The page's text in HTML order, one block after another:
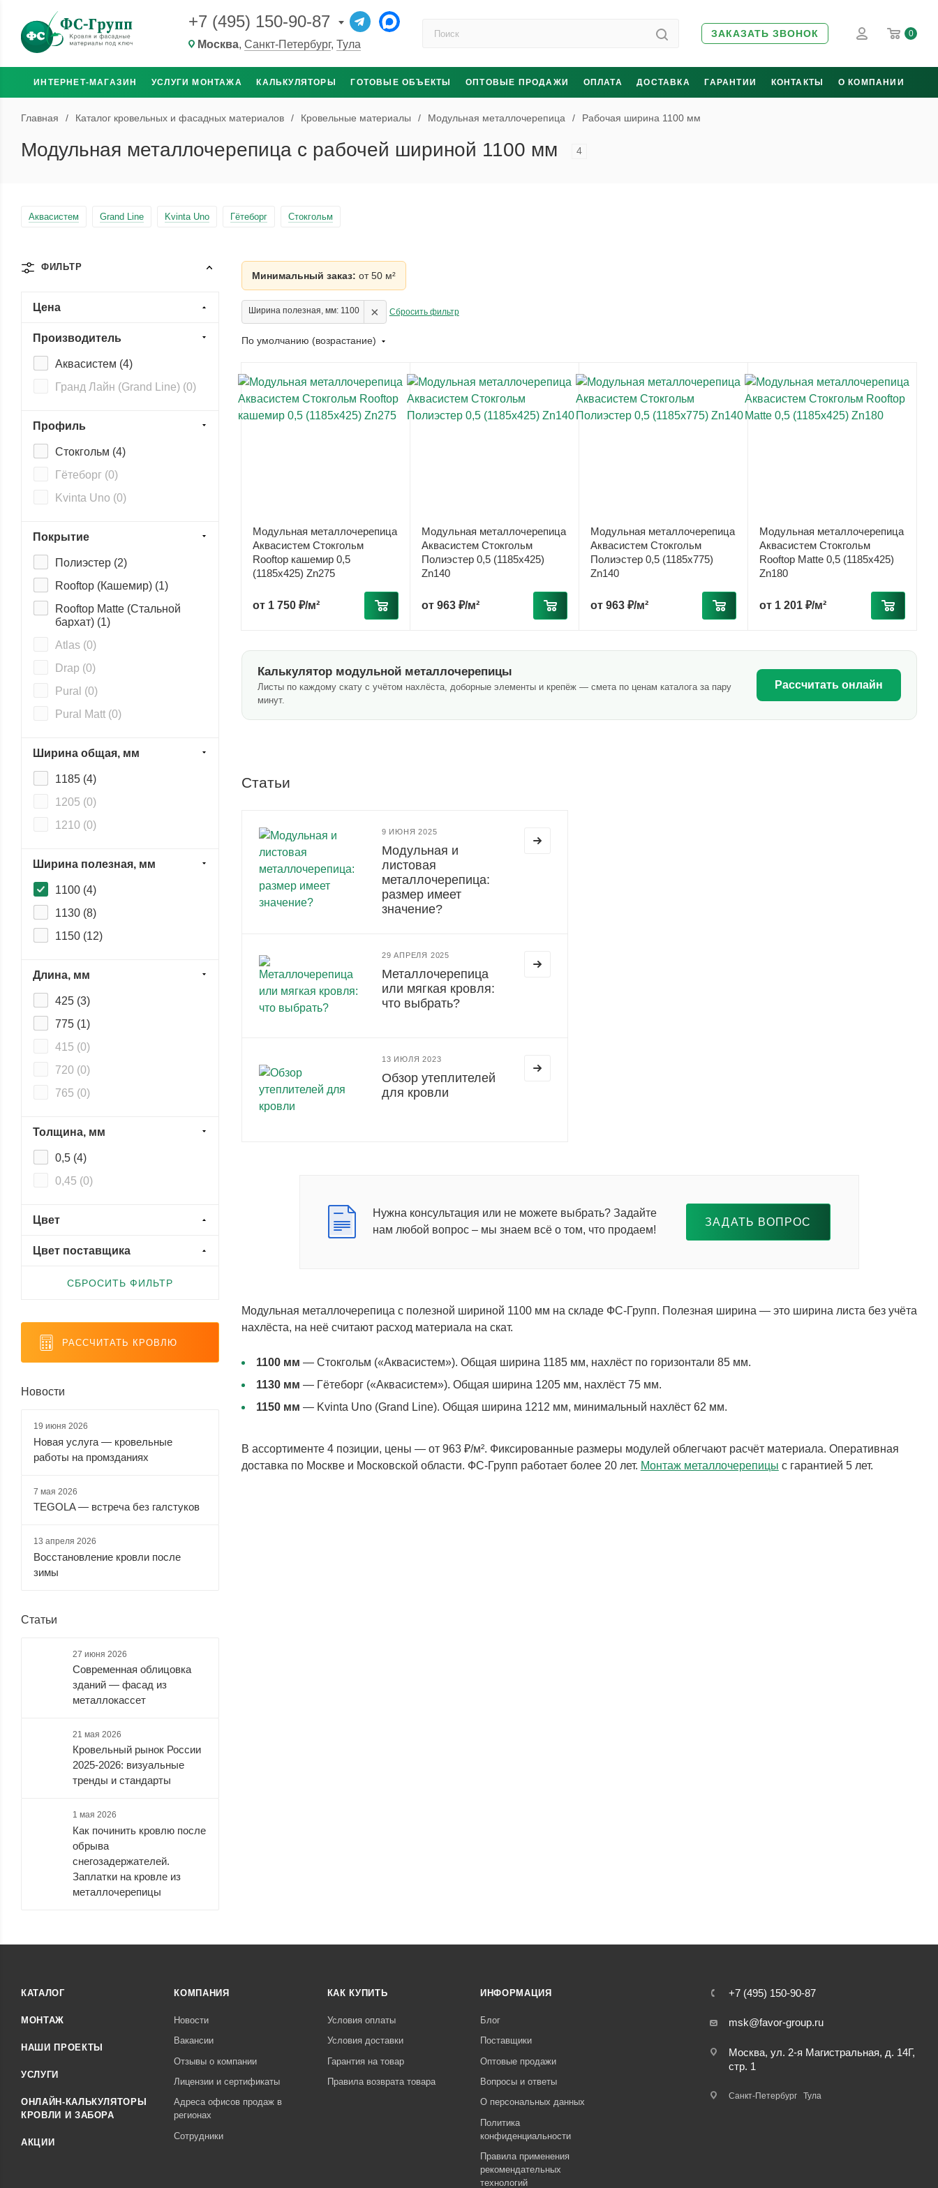
+7 (495) 150-90-87
Москва, Санкт-Петербург, Тула
ЗАКАЗАТЬ ЗВОНОК 0
ИНТЕРНЕТ-МАГАЗИН УСЛУГИ МОНТАЖА КАЛЬКУЛЯТОРЫ ГОТОВЫЕ ОБЪЕКТЫ ОПТОВЫЕ ПРОДАЖИ ОПЛАТА ДОСТАВКА ГАРАНТИИ КОНТАКТЫ О КОМПАНИИ
Главная / Каталог кровельных и фасадных материалов / Кровельные материалы / Модульная металлочерепица / Рабочая ширина 1100 мм
Модульная металлочерепица с рабочей шириной 1100 мм 4
Аквасистем Grand Line Kvinta Uno Гётеборг Стокгольм
Минимальный заказ: от 50 м²
Ширина полезная, мм: 1100 × Сбросить фильтр
По умолчанию (возрастание)
Модульная металлочерепица
Аквасистем Стокгольм
Rooftop кашемир 0,5
(1185х425) Zn275
от 1 750 ₽/м²
Модульная металлочерепица
Аквасистем Стокгольм
Полиэстер 0,5 (1185х425)
Zn140
от 963 ₽/м²
Модульная металлочерепица
Аквасистем Стокгольм
Полиэстер 0,5 (1185х775)
Zn140
от 963 ₽/м²
Модульная металлочерепица
Аквасистем Стокгольм
Rooftop Matte 0,5 (1185х425)
Zn180
от 1 201 ₽/м²
Калькулятор модульной металлочерепицы
Листы по каждому скату с учётом нахлёста, доборные элементы и крепёж — смета по ценам каталога за пару
минут.
Рассчитать онлайн
Статьи
9 ИЮНЯ 2025
Модульная и
листовая
металлочерепица:
размер имеет
значение?
29 АПРЕЛЯ 2025
Металлочерепица
или мягкая кровля:
что выбрать?
13 ИЮЛЯ 2023
Обзор утеплителей
для кровли
Нужна консультация или не можете выбрать? Задайте
нам любой вопрос – мы знаем всё о том, что продаем!
ЗАДАТЬ ВОПРОС
Модульная металлочерепица с полезной шириной 1100 мм на складе ФС-Групп. Полезная ширина — это ширина листа без учёта
нахлёста, на неё считают расход материала на скат.
1100 мм — Стокгольм («Аквасистем»). Общая ширина 1185 мм, нахлёст по горизонтали 85 мм.
1130 мм — Гётеборг («Аквасистем»). Общая ширина 1205 мм, нахлёст 75 мм.
1150 мм — Kvinta Uno (Grand Line). Общая ширина 1212 мм, минимальный нахлёст 62 мм.
В ассортименте 4 позиции, цены — от 963 ₽/м². Фиксированные размеры модулей облегчают расчёт материала. Оперативная
доставка по Москве и Московской области. ФС-Групп работает более 20 лет. Монтаж металлочерепицы с гарантией 5 лет.
ФИЛЬТР
Цена
Производитель
Аквасистем (4)
Гранд Лайн (Grand Line) (0)
Профиль
Стокгольм (4)
Гётеборг (0)
Kvinta Uno (0)
Покрытие
Полиэстер (2)
Rooftop (Кашемир) (1)
Rooftop Matte (Стальной
бархат) (1)
Atlas (0)
Drap (0)
Pural (0)
Pural Matt (0)
PurPro Matt ( 0)
Quarzit Lite (
Satin (0)
Satin Matt (
Ширина общая, мм
1185 (4)
1205 (0)
1210 (0)
Ширина полезная, мм
1100 (4)
1130 (8)
1150 (12)
Длина, мм
425 (3)
775 (1)
415 (0)
720 (0)
765 (0)
Толщина, мм
0,5 (4)
0,45 (0)
Цвет
Цвет поставщика
СБРОСИТЬ ФИЛЬТР
РАССЧИТАТЬ КРОВЛЮ
Новости
19 июня 2026
Новая услуга — кровельные
работы на промзданиях
7 мая 2026
TEGOLA — встреча без галстуков
13 апреля 2026
Восстановление кровли после
зимы
Статьи
27 июня 2026
Современная облицовка
зданий — фасад из
металлокассет
21 мая 2026
Кровельный рынок России
2025-2026: визуальные
тренды и стандарты
1 мая 2026
Как починить кровлю после
обрыва
снегозадержателей.
Заплатки на кровле из
металлочерепицы
КАТАЛОГ
МОНТАЖ
НАШИ ПРОЕКТЫ
УСЛУГИ
ОНЛАЙН-КАЛЬКУЛЯТОРЫ
КРОВЛИ И ЗАБОРА
АКЦИИ
КОМПАНИЯ
Новости
Вакансии
Отзывы о компании
Лицензии и сертификаты
Адреса офисов продаж в
регионах
Сотрудники
КАК КУПИТЬ
Условия оплаты
Условия доставки
Гарантия на товар
Правила возврата товара
ИНФОРМАЦИЯ
Блог
Поставщики
Оптовые продажи
Вопросы и ответы
О персональных данных
Политика
конфиденциальности
Правила применения
рекомендательных
технологий
+7 (495) 150-90-87
msk@favor-group.ru
Москва, ул. 2-я Магистральная, д. 14Г,
стр. 1
Санкт-Петербург Тула